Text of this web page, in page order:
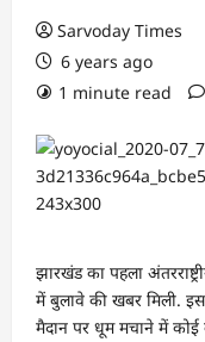
Sarvoday Times
6 years ago
1 minute read
झारखंड का पहला
में बुलावे की खबर मिली.
मैदान पर धूम मचाने में